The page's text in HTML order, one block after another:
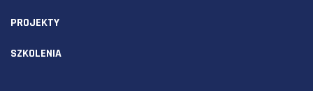
PROJEKTY
SZKOLENIA